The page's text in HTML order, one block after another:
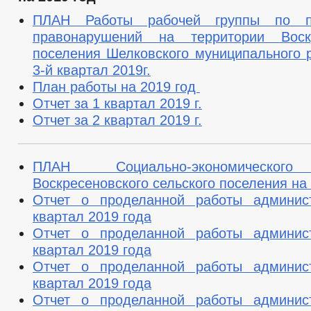
ФИНАНСОВО-ЭКОНОМИЧЕСКОЕ СОСТОЯНИЕ СУБЪЕКТОВ
СОВЕТ ПО ПРЕДПРИНИМАТЕЛЬСТВУ
ИНДИВИДУАЛЬНЫЕ
МУНИЦИПАЛЬНЫЙ КОНТРОЛЬ
МЕСТНЫЕ НАЛОГИ
НОМЕНКЛАТУРА ДЕЛ
СХОД ГРАЖДАН
КОМИССИИ
РАБОЧАЯ ГРУППА АНК
РАБОЧАЯ ГРУППА ПО ПРОФИЛАКТИКЕ ПРАВОНАРУШЕНИЙ
КОМИССИЯ ПО СПИСАНИЮ ЗАДОЛЖЕННОСТИ ПО ПЛАТЕЖАМ В
ЦЕЛЕВЫЕ ПРОГРАММЫ
ЗАКУПКА ТОВАРОВ, РАБОТ И УСЛУГ
СОВЕТ ДЕПУТАТОВ
ДЕПУТАТЫ
СТРУКТУРА, ПОЛНОМОЧИЯ,
ГРАФИК ПРИЕМА ГРАЖДАН
СВЕДЕНИЯ
СОЦИАЛЬНЫЙ ПРОЕКТ — МУНИЦИПАЛЬНЫЙ
ПРОТИВОДЕЙСТВИЕ КОРРУПЦИИ
НПА
АНТИКОРРУПЦИОННАЯ ЭКСПЕРТИЗА
ФОРМЫ ДОКУМЕНТОВ, СВЯЗАННЫХ
СВЕДЕНИЯ О ДОХОДАХ, РАСХОДАХ, ОБ ИМУЩЕСТВЕ И
КОМИССИЯ ПО СОБЛЮДЕНИЮ ТРЕБОВАНИЙ К СЛУЖЕБНОМУ
ПЛАН Работы рабочей группы по
правонарушений на территории
поселения Шелковского
3-й квартал 2019г.
План работы на 2019 год
Отчет за 1 квартал 2019 г.
Отчет за 2 квартал 2019 г.
ПЛАН Социально-
Воскресеновского сельского поселения на
Отчет о проделанной работы
квартал 2019 года
Отчет о проделанной работы
квартал 2019 года
Отчет о проделанной работы
квартал 2019 года
Отчет о проделанной работы